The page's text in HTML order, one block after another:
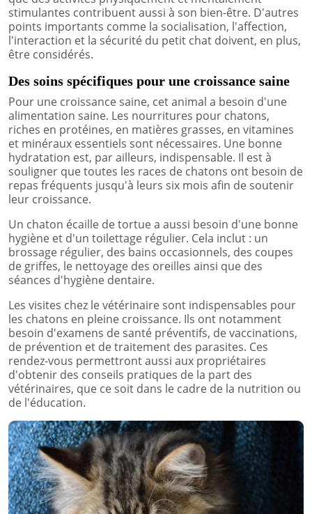
stimulantes contribuent aussi à son bien-être. D'autres
points importants comme la socialisation, l'affection,
l'interaction et la sécurité du petit chat doivent, en plus,
être considérés.
Des soins spécifiques pour une croissance saine
Pour une croissance saine, cet animal a besoin d'une
alimentation saine. Les nourritures pour chatons,
riches en protéines, en matières grasses, en vitamines
et minéraux essentiels sont nécessaires. Une bonne
hydratation est, par ailleurs, indispensable. Il est à
souligner que toutes les races de chatons ont besoin de
repas fréquents jusqu'à leurs six mois afin de soutenir
leur croissance.
Un chaton écaille de tortue a aussi besoin d'une bonne
hygiène et d'un toilettage régulier. Cela inclut : un
brossage régulier, des bains occasionnels, des coupes
de griffes, le nettoyage des oreilles ainsi que des
séances d'hygiène dentaire.
Les visites chez le vétérinaire sont indispensables pour
les chatons en pleine croissance. Ils ont notamment
besoin d'examens de santé préventifs, de vaccinations,
de prévention et de traitement des parasites. Ces
rendez-vous permettront aussi aux propriétaires
d'obtenir des conseils pratiques de la part des
vétérinaires, que ce soit dans le cadre de la nutrition ou
de l'éducation.